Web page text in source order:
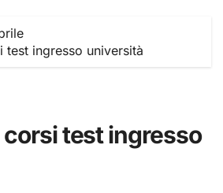
test ingresso università
test ingresso